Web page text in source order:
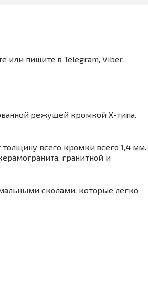
или пишите в Telegram, Viber,
режущей кромкой Х-типа.
всего кромки всего 1,4 мм.
гранитной и
сколами, которые легко